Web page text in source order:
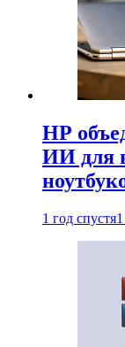
HP
ИИ для
1 год спустя